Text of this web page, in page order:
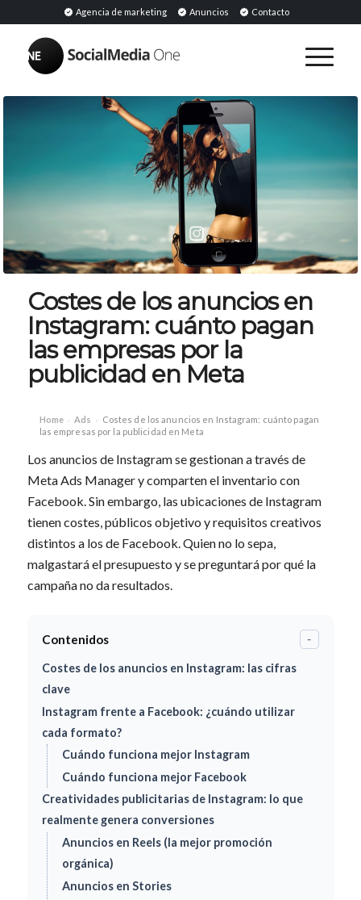
Agencia de marketing Anuncios Contacto
Costes de los anuncios en
Instagram: cuánto pagan
las empresas por la
publicidad en Meta
Home › Ads › Costes de los anuncios en Instagram: cuánto pagan
las empresas por la publicidad en Meta
Los anuncios de Instagram se gestionan a través de
Meta Ads Manager y comparten el inventario con
Facebook. Sin embargo, las ubicaciones de Instagram
tienen costes, públicos objetivo y requisitos creativos
distintos a los de Facebook. Quien no lo sepa,
malgastará el presupuesto y se preguntará por qué la
campaña no da resultados.
Contenidos -
Costes de los anuncios en Instagram: las cifras
clave
Instagram frente a Facebook: ¿cuándo utilizar
cada formato?
Cuándo funciona mejor Instagram
Cuándo funciona mejor Facebook
Creatividades publicitarias de Instagram: lo que
realmente genera conversiones
Anuncios en Reels (la mejor promoción
orgánica)
Anuncios en Stories